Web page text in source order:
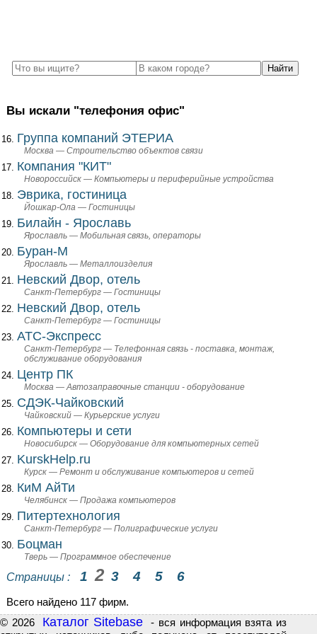
Вы искали "телефония офис"
Группа компаний ЭТЕРИА
Москва — Строительство объектов связи
Компания "КИТ"
Новороссийск — Компьютеры и периферийные устройства
Эврика, гостиница
Йошкар-Ола — Гостиницы
Билайн - Ярославь
Ярославль — Мобильная связь, операторы
Буран-М
Ярославль — Металлоизделия
Невский Двор, отель
Санкт-Петербург — Гостиницы
Невский Двор, отель
Санкт-Петербург — Гостиницы
АТС-Экспресс
Санкт-Петербург — Телефонная связь - поставка, монтаж,
обслуживание оборудования
Центр ПК
Москва — Автозаправочные станции - оборудование
СДЭК-Чайковский
Чайковский — Курьерские услуги
Компьютеры и сети
Новосибирск — Оборудование для компьютерных сетей
KurskHelp.ru
Курск — Ремонт и обслуживание компьютеров и сетей
КиМ АйТи
Челябинск — Продажа компьютеров
Питертехнология
Санкт-Петербург — Полиграфические услуги
Боцман
Тверь — Программное обеспечение
Страницы : 1 2 3 4 5 6
Всего найдено 117 фирм.
© 2026
Каталог Sitebase
- вся информация взята из